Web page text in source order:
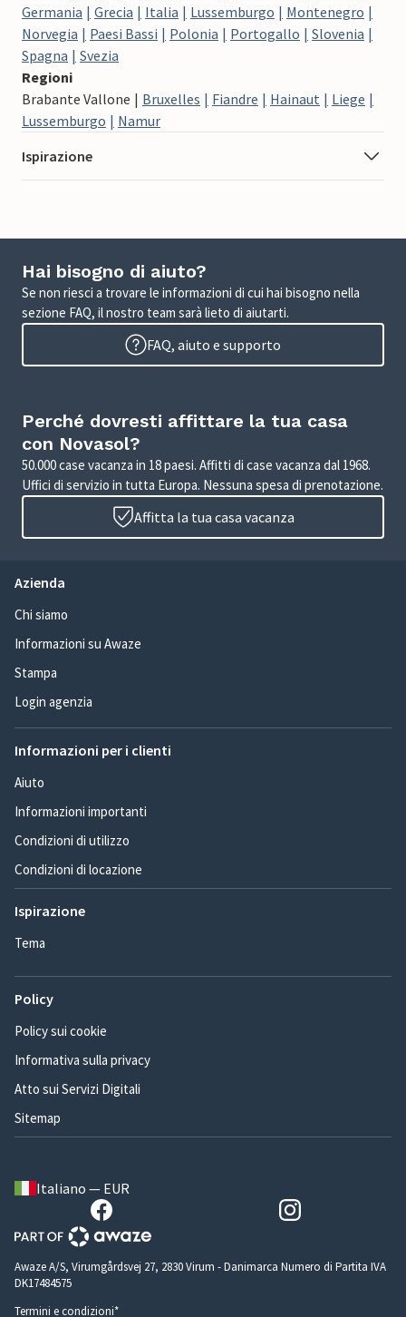
Germania
Grecia Italia Lussemburgo
Montenegro
Norvegia
Paesi Bassi Polonia Portogallo
Slovenia
Spagna
Svezia
Regioni
Brabante Vallone
Bruxelles Fiandre Hainaut
Liege
Lussemburgo
Namur
Ispirazione
Hai bisogno di aiuto?
Se non riesci a trovare le informazioni di cui hai bisogno nella
sezione FAQ, il nostro team sarà lieto di aiutarti.
FAQ, aiuto e supporto
Perché dovresti affittare la tua casa
con Novasol?
50.000 case vacanza in 18 paesi. Affitti di case vacanza dal 1968.
Uffici di servizio in tutta Europa. Nessuna spesa di prenotazione.
Affitta la tua casa vacanza
Azienda
Chi siamo
Informazioni su Awaze
Stampa
Login agenzia
Informazioni per i clienti
Aiuto
Informazioni importanti
Condizioni di utilizzo
Condizioni di locazione
Ispirazione
Tema
Policy
Policy sui cookie
Informativa sulla privacy
Atto sui Servizi Digitali
Sitemap
Italiano — EUR
Awaze A/S, Virumgårdsvej 27, 2830 Virum - Danimarca Numero di Partita IVA
DK17484575
Termini e condizioni*